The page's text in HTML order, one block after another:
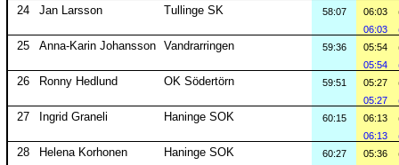
24 Jan Larsson Tullinge SK 58:07 06:03
06:03
25 Anna-Karin Johansson Vandrarringen 59:36 05:54
05:54
26 Ronny Hedlund OK Södertörn 59:51 05:27
05:27
27 Ingrid Graneli Haninge SOK 60:15 06:13
06:13
28 Helena Korhonen Haninge SOK 60:27 05:36